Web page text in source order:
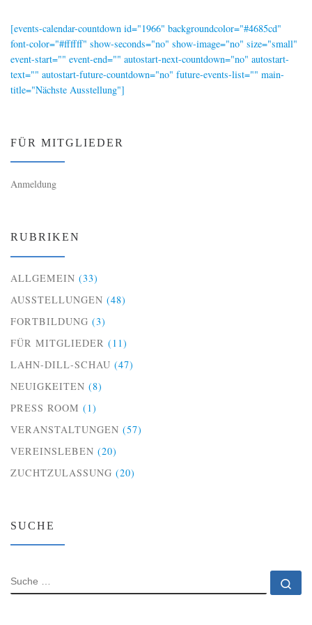
[events-calendar-countdown id="1966" backgroundcolor="#4685cd"
font-color="#ffffff" show-seconds="no" show-image="no" size="small"
event-start="" event-end="" autostart-next-countdown="no" autostart-
text="" autostart-future-countdown="no" future-events-list="" main-
title="Nächste Ausstellung"]
FÜR MITGLIEDER
Anmeldung
RUBRIKEN
ALLGEMEIN (33)
AUSSTELLUNGEN (48)
FORTBILDUNG (3)
FÜR MITGLIEDER (11)
LAHN-DILL-SCHAU (47)
NEUIGKEITEN (8)
PRESS ROOM (1)
VERANSTALTUNGEN (57)
VEREINSLEBEN (20)
ZUCHTZULASSUNG (20)
SUCHE
SUCHE